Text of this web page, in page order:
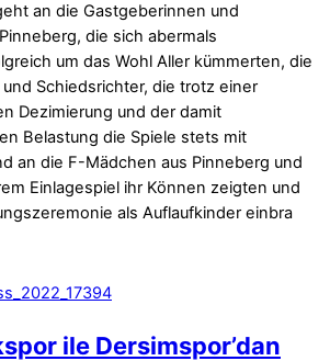
an die Gastgeberinnen und
die sich abermals
um das Wohl Aller kümmerten, die
Schiedsrichter, die trotz einer
Dezimierung und der damit
Belastung die Spiele stets mit
an die F-Mädchen aus Pinneberg und
Einlagespiel ihr Können zeigten und
als Auflaufkinder einbra
ile Dersimspor’dan